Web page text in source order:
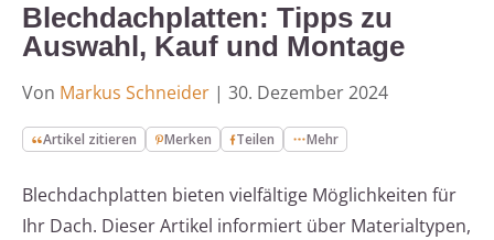
Blechdachplatten: Tipps zu
Auswahl, Kauf und Montage
Von Markus Schneider | 30. Dezember 2024
Artikel zitieren Merken Teilen Mehr
Blechdachplatten bieten vielfältige Möglichkeiten für
Ihr Dach. Dieser Artikel informiert über Materialtypen,